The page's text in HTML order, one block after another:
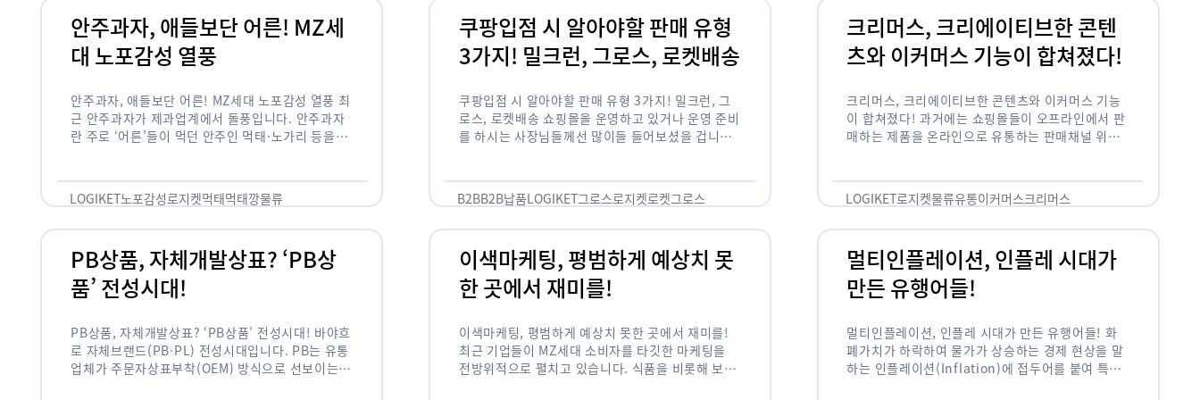
안주과자, 애들보단 어른! MZ세
대 노포감성 열풍
안주과자, 애들보단 어른! MZ세대 노포감성 열풍 최
근 안주과자가 제과업계에서 돌풍입니다. 안주과자
란 주로 ‘어른’들이 먹던 안주인 먹태·노가리 등을
LOGIKET노포감성로지켓먹태먹태깡물류
쿠팡입점 시 알아야할 판매 유형
3가지! 밀크런, 그로스, 로켓배송
쿠팡입점 시 알아야할 판매 유형 3가지! 밀크런, 그
로스, 로켓배송 쇼핑몰을 운영하고 있거나 운영 준비
를 하시는 사장님들께선 많이들 들어보셨을 겁니다.
B2BB2B납품LOGIKET그로스로지켓로켓그로스
크리머스, 크리에이티브한 콘텐
츠와 이커머스 기능이 합쳐졌다!
크리머스, 크리에이티브한 콘텐츠와 이커머스 기능
이 합쳐졌다! 과거에는 쇼핑몰들이 오프라인에서 판
매하는 제품을 온라인으로 유통하는 판매채널 위주
는 콘텐츠 기반의 …
LOGIKET로지켓물류유통이커머스크리머스
PB상품, 자체개발상표? ‘PB상
품’ 전성시대!
PB상품, 자체개발상표? ‘PB상품’ 전성시대! 바야흐
로 자체브랜드(PB·PL) 전성시대입니다. PB는 유통
업체가 주문자상표부착(OEM) 방식으로 선보이는
이색마케팅, 평범하게 예상치 못
한 곳에서 재미를!
이색마케팅, 평범하게 예상치 못한 곳에서 재미를!
최근 기업들이 MZ세대 소비자를 타깃한 마케팅을
전방위적으로 펼치고 있습니다. 식품을 비롯해 보수
멀티인플레이션, 인플레 시대가
만든 유행어들!
멀티인플레이션, 인플레 시대가 만든 유행어들! 화
폐가치가 하락하여 물가가 상승하는 경제 현상을 말
하는 인플레이션(Inflation)에 접두어를 붙여 특정